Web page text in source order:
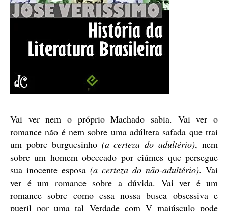
Vai ver nem o próprio Machado sabia. Vai ver o
romance não é nem sobre uma adúltera safada que trai
um pobre burguesinho (a certeza do adultério), nem
sobre um homem obcecado por ciúmes que persegue
sua inocente esposa (a certeza do não-adultério). Vai
ver é um romance sobre a dúvida. Vai ver é um
romance sobre como essa nossa busca obsessiva e
pueril por uma tal Verdade com V maiúsculo pode